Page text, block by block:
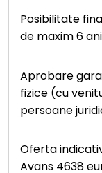
Posibilitate
de maxim 6 ani
Aprobare
fizice (cu
persoane
Oferta
Avans 4638